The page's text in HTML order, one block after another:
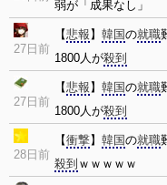
弱が「成果なし」
27日前
【悲報 】 韓国の就職
1800人が殺到
27日前
【悲報 】 韓国の就職
1800人が殺到
28日前
【衝撃】 韓国の就職
殺到 ｗｗｗｗｗ